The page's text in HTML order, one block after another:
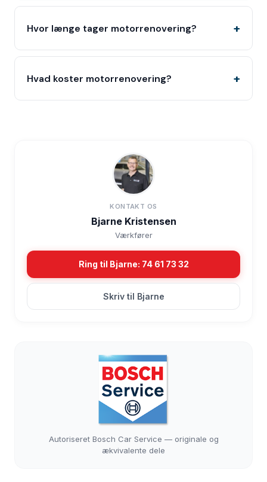
Hvor længe tager motorrenovering?
Hvad koster motorrenovering?
KONTAKT OS
Bjarne Kristensen
Værkfører
Ring til Bjarne: 74 61 73 32
Skriv til Bjarne
Autoriseret Bosch Car Service — originale og
ækvivalente dele